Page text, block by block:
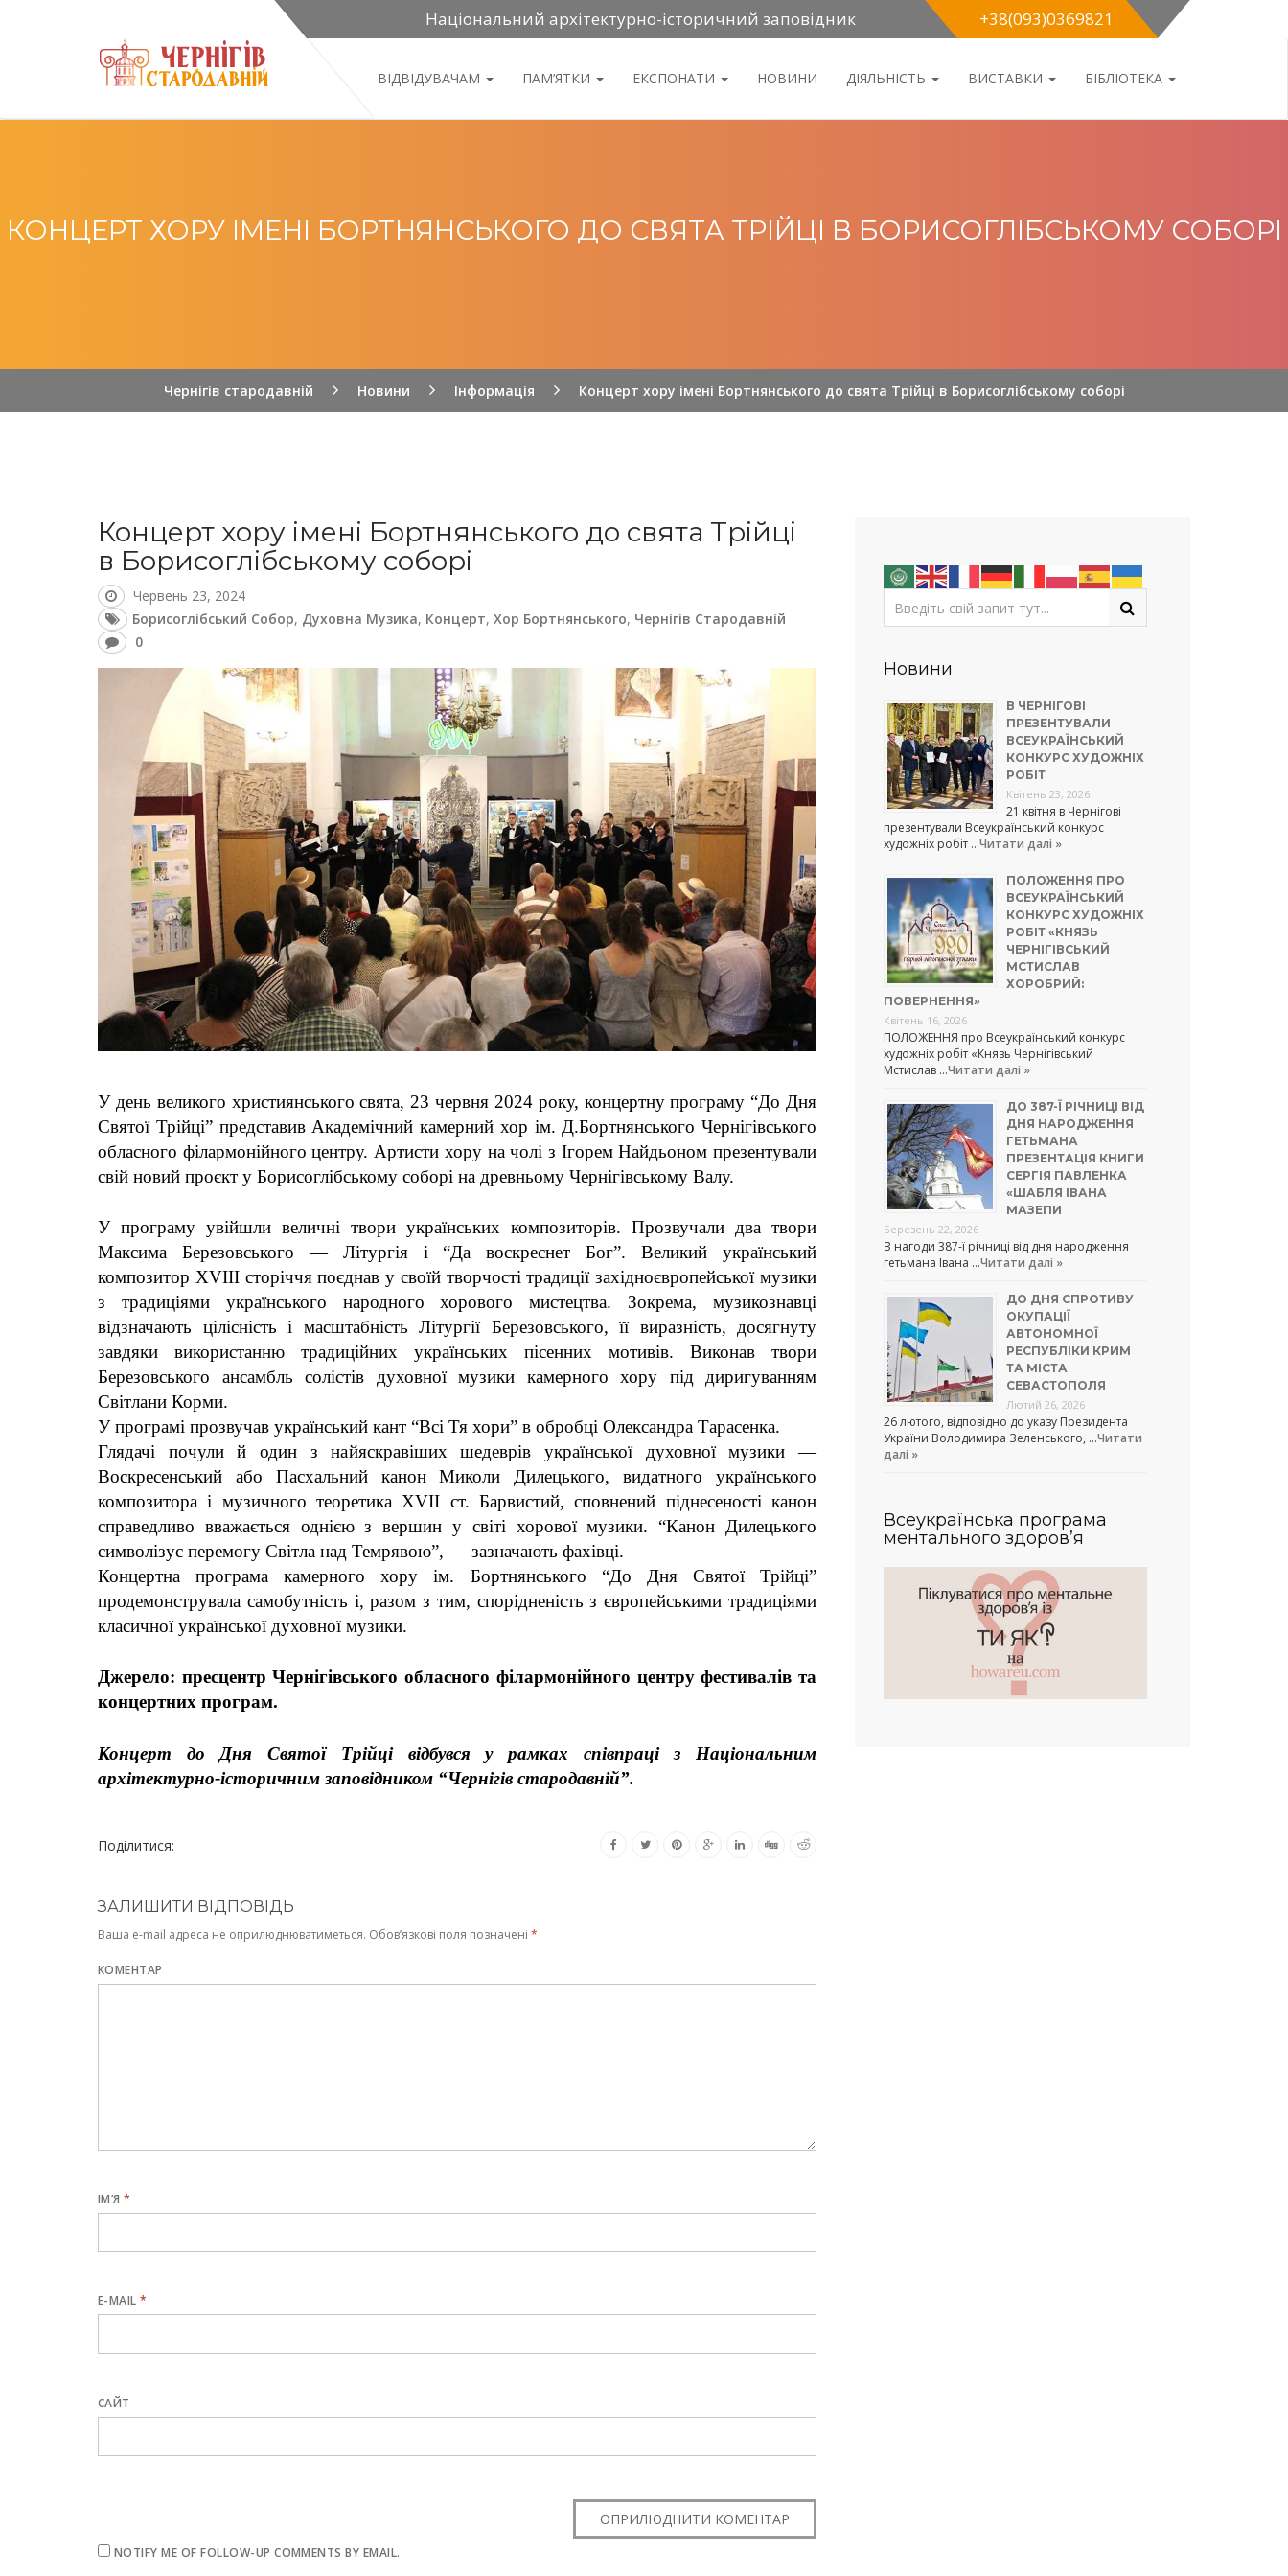
Національний архітектурно-історичний заповідник +38(093)0369821
ВІДВІДУВАЧАМ ПАМ’ЯТКИ ЕКСПОНАТИ НОВИНИ ДІЯЛЬНІСТЬ ВИСТАВКИ БІБЛІОТЕКА
КОНЦЕРТ ХОРУ ІМЕНІ БОРТНЯНСЬКОГО ДО СВЯТА ТРІЙЦІ В БОРИСОГЛІБСЬКОМУ СОБОРІ
Чернігів стародавній Новини Інформація Концерт хору імені Бортнянського до свята Трійці в Борисоглібському соборі
Концерт хору імені Бортнянського до свята Трійці
в Борисоглібському соборі
Червень 23, 2024
Борисоглібський Собор, Духовна Музика, Концерт, Хор Бортнянського, Чернігів Стародавній
0
У день великого християнського свята, 23 червня 2024 року, концертну програму “До Дня
Святої Трійці” представив Академічний камерний хор ім. Д.Бортнянського Чернігівського
обласного філармонійного центру. Артисти хору на чолі з Ігорем Найдьоном презентували
свій новий проєкт у Борисоглібському соборі на древньому Чернігівському Валу.
У програму увійшли величні твори українських композиторів. Прозвучали два твори
Максима Березовського — Літургія і “Да воскреснет Бог”. Великий український
композитор XVIII сторіччя поєднав у своїй творчості традиції західноєвропейської музики
з традиціями українського народного хорового мистецтва. Зокрема, музикознавці
відзначають цілісність і масштабність Літургії Березовського, її виразність, досягнуту
завдяки використанню традиційних українських пісенних мотивів. Виконав твори
Березовського ансамбль солістів духовної музики камерного хору під диригуванням
Світлани Корми.
У програмі прозвучав український кант “Всі Тя хори” в обробці Олександра Тарасенка.
Глядачі почули й один з найяскравіших шедеврів української духовної музики —
Воскресенський або Пасхальний канон Миколи Дилецького, видатного українського
композитора і музичного теоретика XVII ст. Барвистий, сповнений піднесеності канон
справедливо вважається однією з вершин у світі хорової музики. “Канон Дилецького
символізує перемогу Світла над Темрявою”, — зазначають фахівці.
Концертна програма камерного хору ім. Бортнянського “До Дня Святої Трійці”
продемонструвала самобутність і, разом з тим, спорідненість з європейськими традиціями
класичної української духовної музики.
Джерело: пресцентр Чернігівського обласного філармонійного центру фестивалів та
концертних програм.
Концерт до Дня Святої Трійці відбувся у рамках співпраці з Національним
архітектурно-історичним заповідником “Чернігів стародавній”.
Поділитися:
ЗАЛИШИТИ ВІДПОВІДЬ
Ваша e-mail адреса не оприлюднюватиметься. Обов’язкові поля позначені *
КОМЕНТАР
ІМ’Я*
E-MAIL*
САЙТ
NOTIFY ME OF FOLLOW-UP COMMENTS BY EMAIL.
Новини
В ЧЕРНІГОВІ
ПРЕЗЕНТУВАЛИ
ВСЕУКРАЇНСЬКИЙ
КОНКУРС ХУДОЖНІХ
РОБІТ
Квітень 23, 2026
21 квітня в Чернігові
презентували Всеукраїнський конкурс
художніх робіт …Читати далі »
ПОЛОЖЕННЯ ПРО
ВСЕУКРАЇНСЬКИЙ
КОНКУРС ХУДОЖНІХ
РОБІТ «КНЯЗЬ
ЧЕРНІГІВСЬКИЙ
МСТИСЛАВ
ХОРОБРИЙ:
ПОВЕРНЕННЯ»
Квітень 16, 2026
ПОЛОЖЕННЯ про Всеукраїнський конкурс
художніх робіт «Князь Чернігівський
Мстислав …Читати далі »
ДО 387-Ї РІЧНИЦІ ВІД
ДНЯ НАРОДЖЕННЯ
ГЕТЬМАНА
ПРЕЗЕНТАЦІЯ КНИГИ
СЕРГІЯ ПАВЛЕНКА
«ШАБЛЯ ІВАНА
МАЗЕПИ
Березень 22, 2026
З нагоди 387-ї річниці від дня народження
гетьмана Івана …Читати далі »
ДО ДНЯ СПРОТИВУ
ОКУПАЦІЇ
АВТОНОМНОЇ
РЕСПУБЛІКИ КРИМ
ТА МІСТА
СЕВАСТОПОЛЯ
Лютий 26, 2026
26 лютого, відповідно до указу Президента
України Володимира Зеленського, …Читати
далі »
Всеукраїнська програма
ментального здоров’я